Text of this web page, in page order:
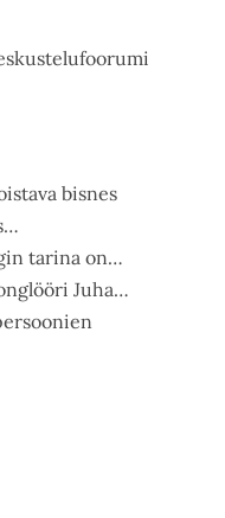
bisnes
tarina on…
Juha…